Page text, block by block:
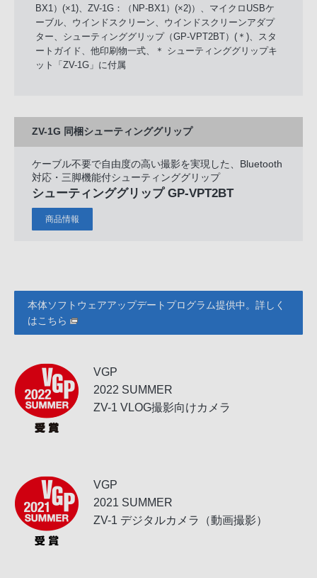
BX1）(×1)、ZV-1G：（NP-BX1）(×2)）、マイクロUSBケ
ーブル、ウインドスクリーン、ウインドスクリーンアダプ
ター、シューティンググリップ（GP-VPT2BT）(＊)、スタ
ートガイド、他印刷物一式、＊ シューティンググリップキ
ット「ZV-1G」に付属
ZV-1G 同梱シューティンググリップ
ケーブル不要で自由度の高い撮影を実現した、Bluetooth
対応・三脚機能付シューティンググリップ
シューティンググリップ GP-VPT2BT
商品情報
本体ソフトウェアアップデートプログラム提供中。詳しく
はこちら
VGP
2022 SUMMER
ZV-1 VLOG撮影向けカメラ
VGP
2021 SUMMER
ZV-1 デジタルカメラ
（動画撮影）